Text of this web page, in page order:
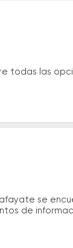
todas las
se
de